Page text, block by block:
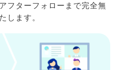
フターフォローまで完全無
します。